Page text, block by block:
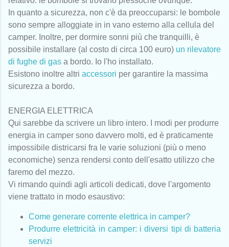
In quanto a sicurezza, non c'è da preoccuparsi: le bombole
sono sempre alloggiate in in vano esterno alla cellula del
camper. Inoltre, per dormire sonni più che tranquilli, è
possibile installare (al costo di circa 100 euro) un rilevatore
di fughe di gas a bordo. Io l'ho installato.
Esistono inoltre altri accessori per garantire la massima
sicurezza a bordo.
ENERGIA ELETTRICA
Qui sarebbe da scrivere un libro intero. I modi per produrre
energia in camper sono davvero molti, ed è praticamente
impossibile districarsi fra le varie soluzioni (più o meno
economiche) senza rendersi conto dell'esatto utilizzo che
faremo del mezzo.
Vi rimando quindi agli articoli dedicati, dove l'argomento
viene trattato in modo esaustivo:
Come generare corrente elettrica in camper?
Produrre elettricità in camper: i diversi tipi di batteria
servizi